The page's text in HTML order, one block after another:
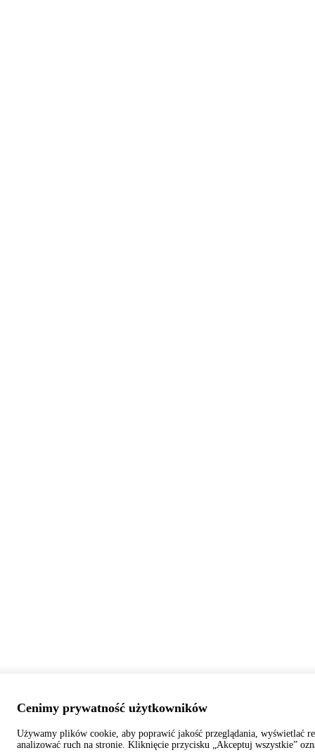
Cenimy prywatność użytkowników
Używamy plików cookie, aby poprawić jakość przeglądania, wyświetlać
analizować ruch na stronie. Kliknięcie przycisku „Akceptuj wszystkie”